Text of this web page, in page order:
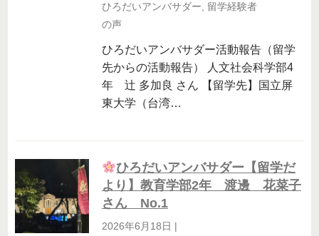
ひろだいアンバサダー
留学経験者
の声
ひろだいアンバサダー活動報告（留学
先からの活動報告） 人文社会科学部4
年 辻 多加良 さん 【留学先】国立屏
東大学（台湾…
ひろだいアンバサダー【留学だ
より】教育学部2年 渡邊 花菜子
さん No.1
2026年6月18日 |